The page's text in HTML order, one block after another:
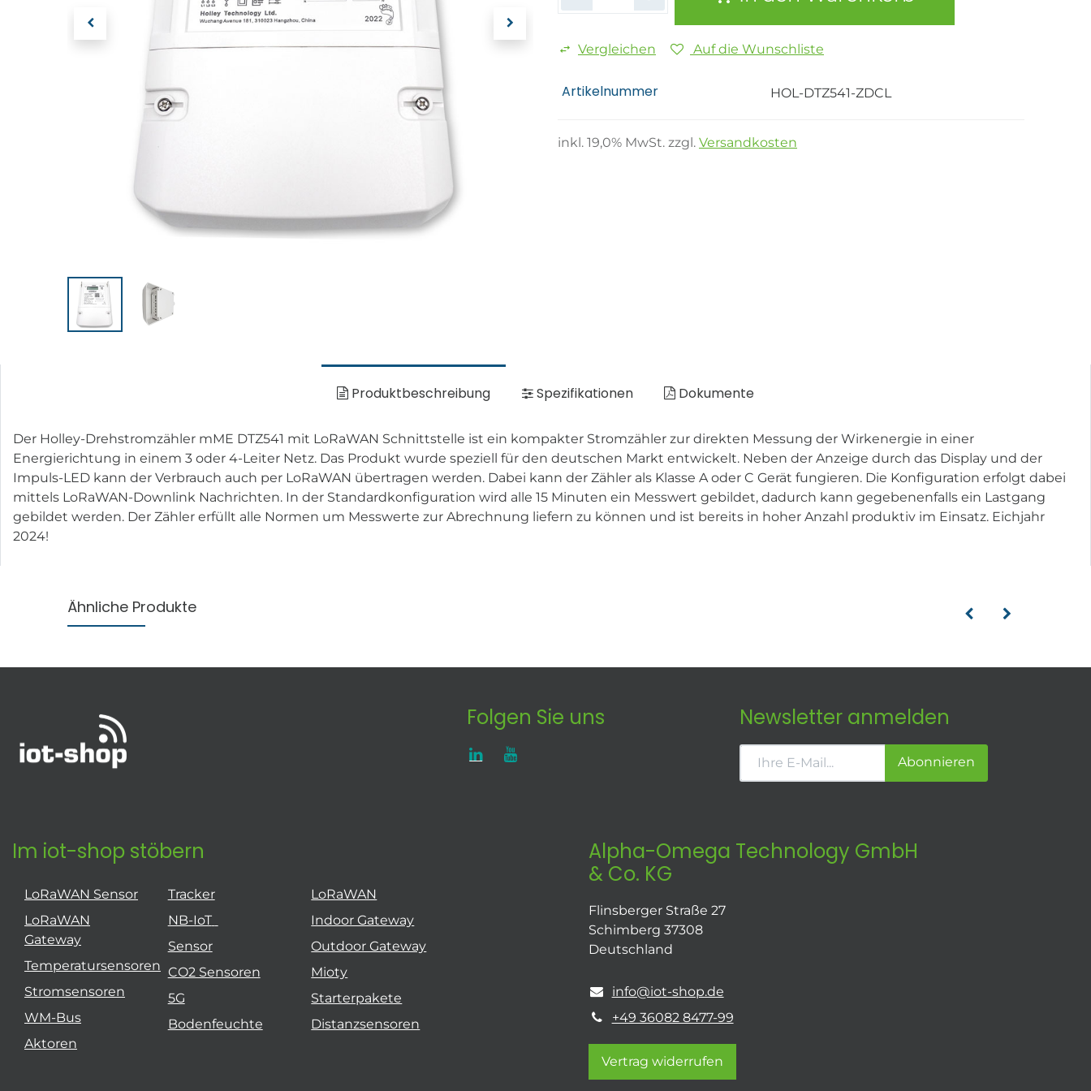
Vergleichen Auf die Wunschliste
Artikelnummer HOL-DTZ541-ZDCL
inkl. 19,0% MwSt. zzgl. Versandkosten
Produktbeschreibung Spezifikationen Dokumente
Der Holley-Drehstromzähler mME DTZ541 mit LoRaWAN Schnittstelle ist ein kompakter Stromzähler zur direkten Messung der Wirkenergie in einer
Energierichtung in einem 3 oder 4-Leiter Netz. Das Produkt wurde speziell für den deutschen Markt entwickelt. Neben der Anzeige durch das Display und der
Impuls-LED kann der Verbrauch auch per LoRaWAN übertragen werden. Dabei kann der Zähler als Klasse A oder C Gerät fungieren. Die Konfiguration erfolgt dabei
mittels LoRaWAN-Downlink Nachrichten. In der Standardkonfiguration wird alle 15 Minuten ein Messwert gebildet, dadurch kann gegebenenfalls ein Lastgang
gebildet werden. Der Zähler erfüllt alle Normen um Messwerte zur Abrechnung liefern zu können und ist bereits in hoher Anzahl produktiv im Einsatz. Eichjahr
2024!
Ähnliche Produkte
Folgen Sie uns Newsletter anmelden
Abonnieren
Im iot-shop stöbern
LoRaWAN Sensor
LoRaWAN
Gateway
Temperatursensoren
Stromsensoren
WM-Bus
Aktoren
Tracker
NB-IoT
Sensor
CO2 Sensoren
5G
Bodenfeuchte
LoRaWAN
Indoor Gateway
Outdoor Gateway
Mioty
Starterpakete
Distanzsensoren
Alpha-Omega Technology GmbH
& Co. KG
Flinsberger Straße 27
Schimberg 37308
Deutschland
info@iot-shop.de
+49 36082 8477-99
Vertrag widerrufen